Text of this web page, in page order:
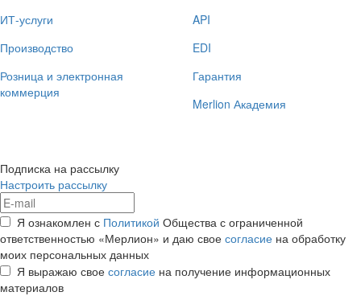
ИТ-услуги
Производство
Розница и электронная
коммерция
API
EDI
Гарантия
Merlion Академия
Подписка на рассылку
Настроить рассылку
Я ознакомлен с Политикой Общества с ограниченной
ответственностью «Мерлион» и даю свое согласие на обработку
моих персональных данных
Я выражаю свое согласие на получение информационных
материалов